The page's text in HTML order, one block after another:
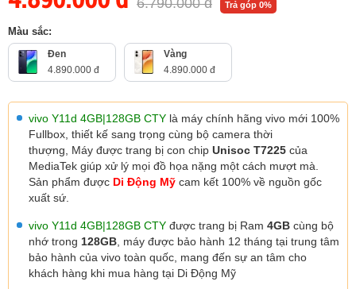
Trả góp 0%
Màu sắc:
Đen
4.890.000 đ
Vàng
4.890.000 đ
vivo Y11d 4GB|128GB CTY là máy chính hãng vivo mới 100%
Fullbox, thiết kế sang trọng cùng bộ camera thời
thượng, Máy được trang bị con chip Unisoc T7225 của
MediaTek giúp xử lý mọi đồ họa nặng một cách mượt mà.
Sản phẩm được Di Động Mỹ cam kết 100% về nguồn gốc
xuất sứ.
vivo Y11d 4GB|128GB CTY được trang bị Ram 4GB cùng bộ
nhớ trong 128GB , máy được bảo hành 12 tháng tại trung tâm
bảo hành của vivo toàn quốc, mang đến sự an tâm cho
khách hàng khi mua hàng tại Di Động Mỹ